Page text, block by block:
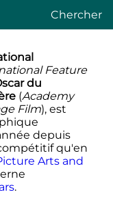
Chercher
Feature
du
(Academy
Film), est
depuis
qu'en
Arts and
.